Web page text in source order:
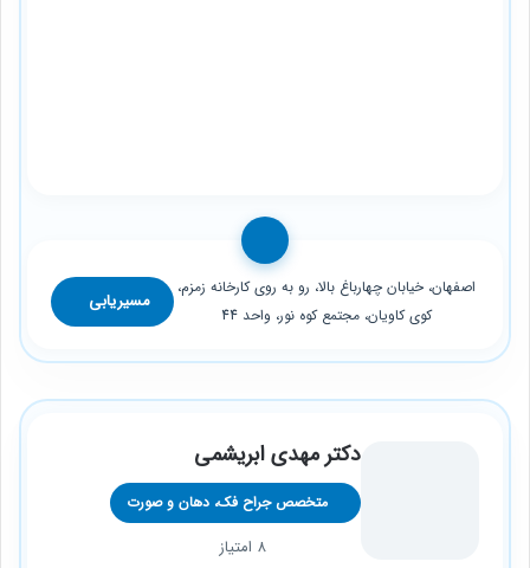
اصفهان، خیابان چهارباغ بالا، رو به روی کارخانه زمزم،
کوی کاویان، مجتمع کوه نور، واحد 44
مسیریابی
دکتر مهدی ابریشمی
متخصص جراح فک، دهان و صورت
8 امتیاز